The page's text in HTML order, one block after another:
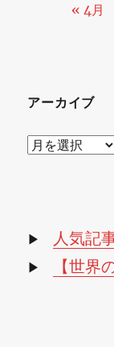
« 4月
アーカイブ
ア
ブ
▶ 人気記
▶ 【世界